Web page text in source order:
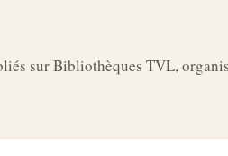
sur Bibliothèques TVL,